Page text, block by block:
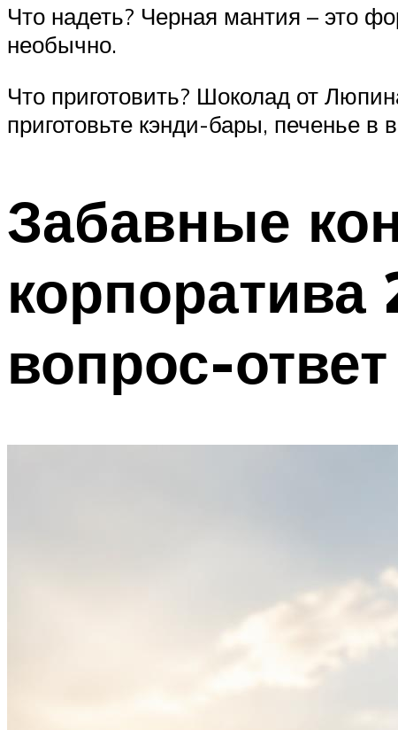
Что надеть? Черная мантия – это
необычно.
Что приготовить? Шоколад от
приготовьте кэнди-бары, печенье в
Забавные
вопрос-ответ